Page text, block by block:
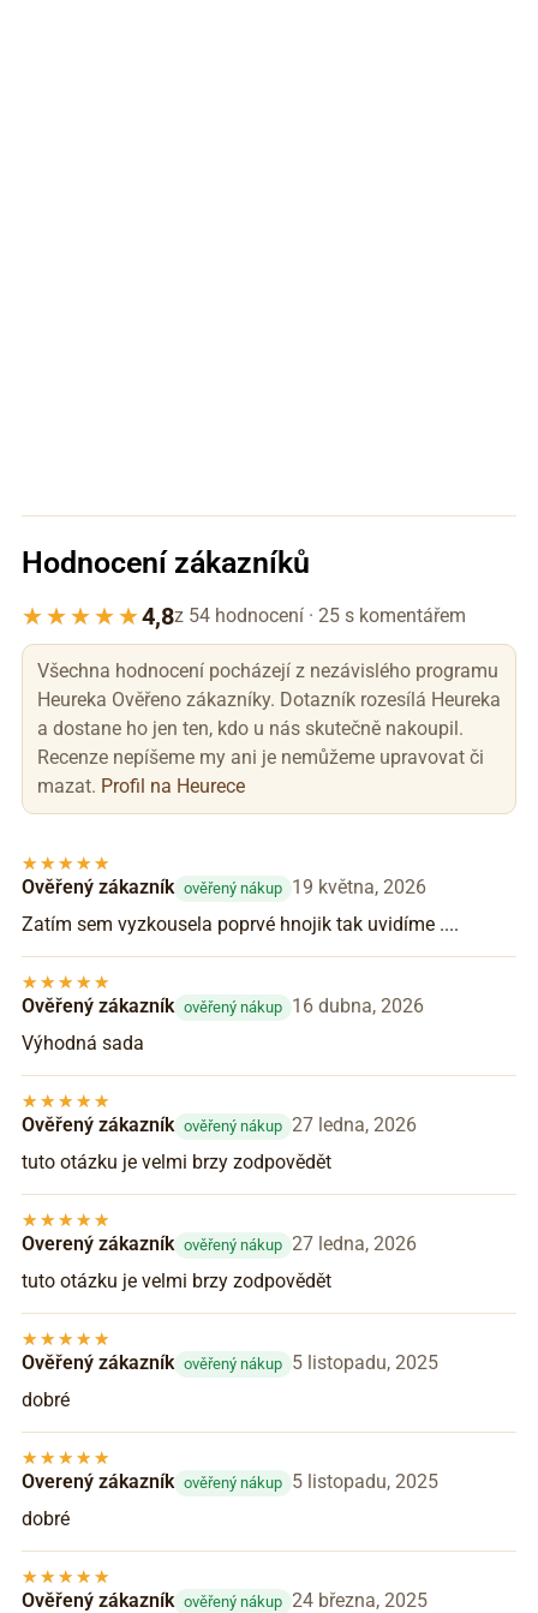
Hodnocení zákazníků
4,8z 54 hodnocení · 25 s komentářem
Všechna hodnocení pocházejí z nezávislého programu
Heureka Ověřeno zákazníky. Dotazník rozesílá Heureka
a dostane ho jen ten, kdo u nás skutečně nakoupil.
Recenze nepíšeme my ani je nemůžeme upravovat či
mazat. Profil na Heurece
Ověřený zákazník ověřený nákup 19 května, 2026
Zatím sem vyzkousela poprvé hnojik tak uvidíme ....
Ověřený zákazník ověřený nákup 16 dubna, 2026
Výhodná sada
Ověřený zákazník ověřený nákup 27 ledna, 2026
tuto otázku je velmi brzy zodpovědět
Overený zákazník ověřený nákup 27 ledna, 2026
tuto otázku je velmi brzy zodpovědět
Ověřený zákazník ověřený nákup 5 listopadu, 2025
dobré
Overený zákazník ověřený nákup 5 listopadu, 2025
dobré
Ověřený zákazník ověřený nákup 24 března, 2025